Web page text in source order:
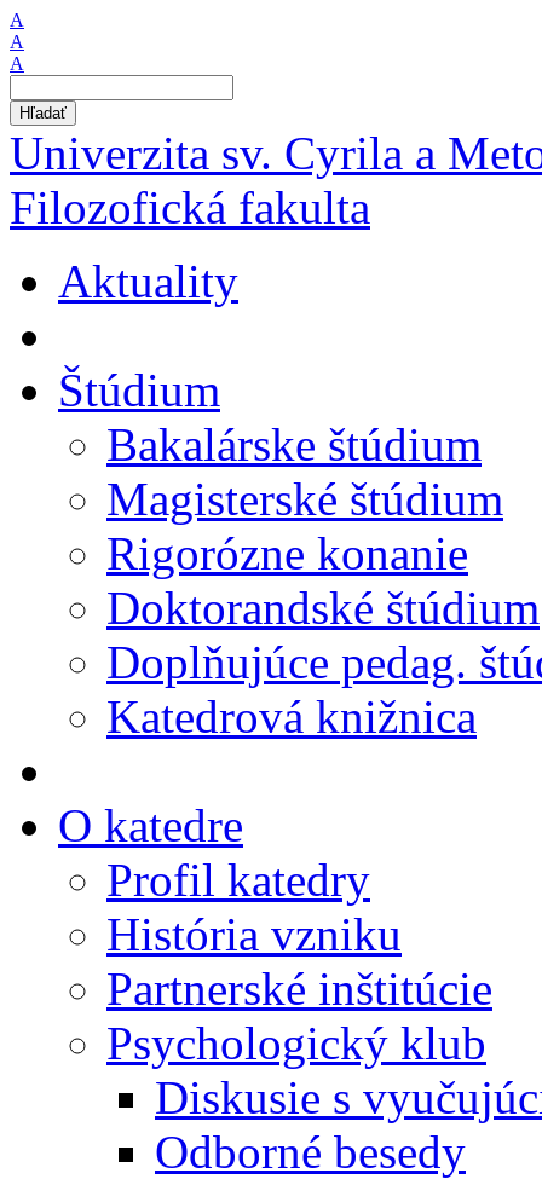
A
A
A
Hľadať
Univerzita sv. Cyrila a
Filozofická fakulta
Aktuality
Štúdium
Bakalárske štúdium
Magisterské štúdium
Rigorózne konanie
Doktorandské štúdium
Doplňujúce pedag.
Katedrová knižnica
O katedre
Profil katedry
História vzniku
Partnerské inštitúcie
Psychologický klub
Diskusie s
Odborné besedy